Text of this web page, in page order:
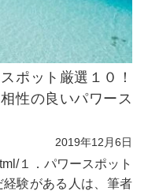
ポット厳選１０！
性の良いパワース
2019年12月6日
１．パワースポット
験がある人は、筆者